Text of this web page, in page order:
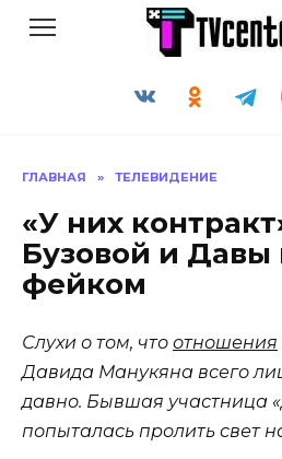
ГЛАВНАЯ » ТЕЛЕВИДЕНИЕ
«У них
Бузовой и Давы
фейком
Слухи о том, что отношения
Давида Манукяна всего
давно. Бывшая участница
попыталась пролить свет